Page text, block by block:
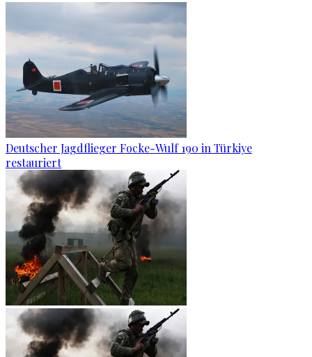
Deutscher Jagdflieger Focke-Wulf 190 in Türkiye
restauriert